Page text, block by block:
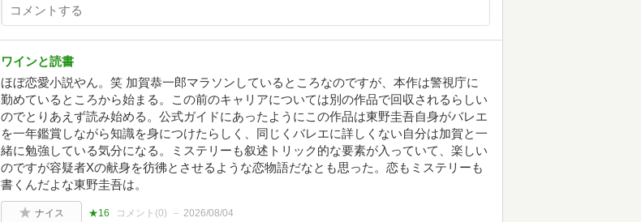
ワインと読書
ほぼ恋愛小説やん。笑 加賀恭一郎マラソンしているところなのですが、本作は警視庁に
勤めているところから始まる。この前のキャリアについては別の作品で回収されるらしい
のでとりあえず読み始める。公式ガイドにあったようにこの作品は東野圭吾自身がバレエ
を一年鑑賞しながら知識を身につけたらしく、同じくバレエに詳しくない自分は加賀と一
緒に勉強している気分になる。ミステリーも叙述トリック的な要素が入っていて、楽しい
のですが容疑者Xの献身を彷彿とさせるような恋物語だなとも思った。恋もミステリーも
書くんだよな東野圭吾は。
ナイス ★16 コメント(0) 2026/08/04